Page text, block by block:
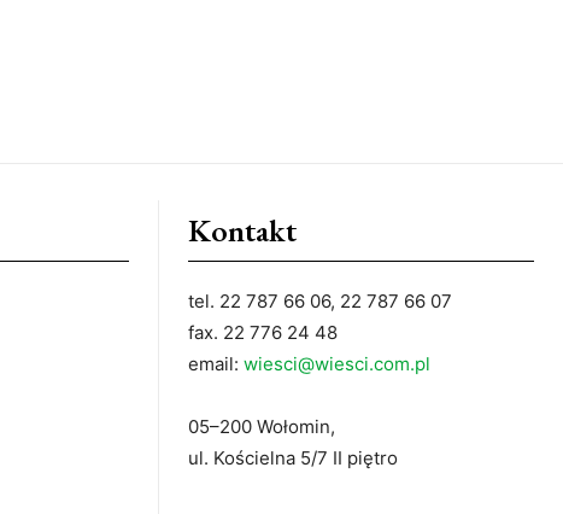
Kontakt
tel. 22 787 66 06, 22 787 66 07
fax. 22 776 24 48
email: wiesci@wiesci.com.pl
05–200 Wołomin,
ul. Kościelna 5/7 II piętro